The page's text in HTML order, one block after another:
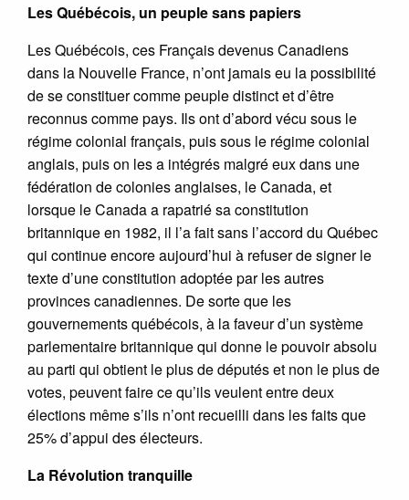
Les Québécois, un peuple sans papiers
Les Québécois, ces Français devenus Canadiens
dans la Nouvelle France, n’ont jamais eu la possibilité
de se constituer comme peuple distinct et d’être
reconnus comme pays. Ils ont d’abord vécu sous le
régime colonial français, puis sous le régime colonial
anglais, puis on les a intégrés malgré eux dans une
fédération de colonies anglaises, le Canada, et
lorsque le Canada a rapatrié sa constitution
britannique en 1982, il l’a fait sans l’accord du Québec
qui continue encore aujourd’hui à refuser de signer le
texte d’une constitution adoptée par les autres
provinces canadiennes. De sorte que les
gouvernements québécois, à la faveur d’un système
parlementaire britannique qui donne le pouvoir absolu
au parti qui obtient le plus de députés et non le plus de
votes, peuvent faire ce qu’ils veulent entre deux
élections même s’ils n’ont recueilli dans les faits que
25% d’appui des électeurs.
La Révolution tranquille